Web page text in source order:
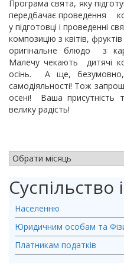
Програма свята, яку
передбачає проведення
у підготовці і проведенні
композицію з квітів,
оригінальне блюдо з
Малечу чекають дитячі
осінь. А ще, безумовно,
самодіяльності! Тож
осені! Ваша присутність
велику радість!
Суспільство
Населенню
Юридичним особам та
Платникам податків